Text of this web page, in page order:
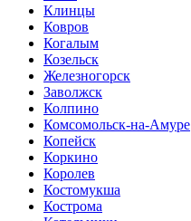
Клинцы
Ковров
Когалым
Козельск
Железногорск
Заволжск
Колпино
Комсомольск-на-Амуре
Копейск
Коркино
Королев
Костомукша
Кострома